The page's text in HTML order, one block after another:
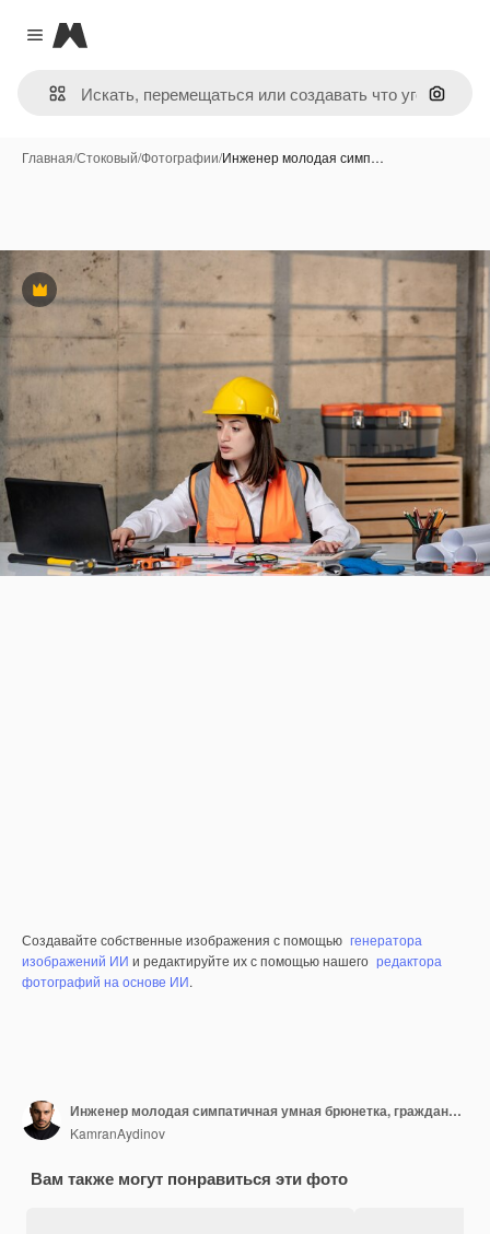
Close menu
Magnific
Поиск
Главная/Стоковый/Фотографии/Инженер молодая симп…
Премиум
Создавайте собственные изображения с помощью генератора
изображений ИИ и редактируйте их с помощью нашего редактора
фотографий на основе ИИ.
Инженер молодая симпатичная умная брюнетка, гражданский служащий в шлеме и жилете на компьютере
KamranAydinov
Вам также могут понравиться эти фото